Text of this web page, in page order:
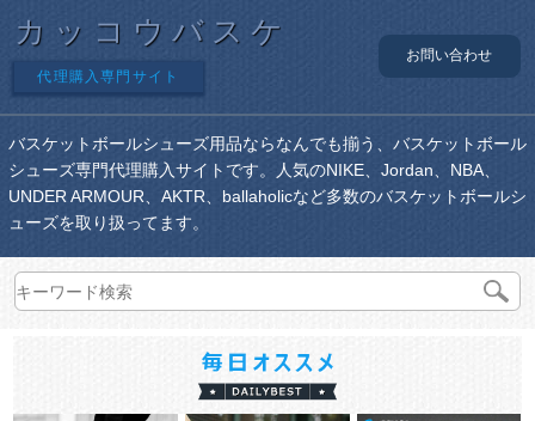
カッコウバスケ
代理購入専門サイト
お問い合わせ
バスケットボールシューズ用品ならなんでも揃う、バスケットボール
シューズ専門代理購入サイトです。人気のNIKE、Jordan、NBA、
UNDER ARMOUR、AKTR、ballaholicなど多数のバスケットボールシ
ューズを取り扱ってます。